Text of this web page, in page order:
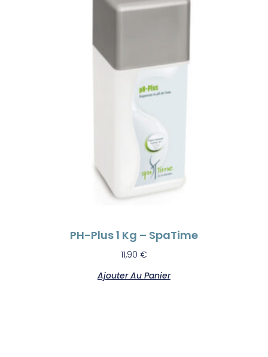
PH-Plus 1 Kg – SpaTime
11,90 €
Ajouter Au Panier